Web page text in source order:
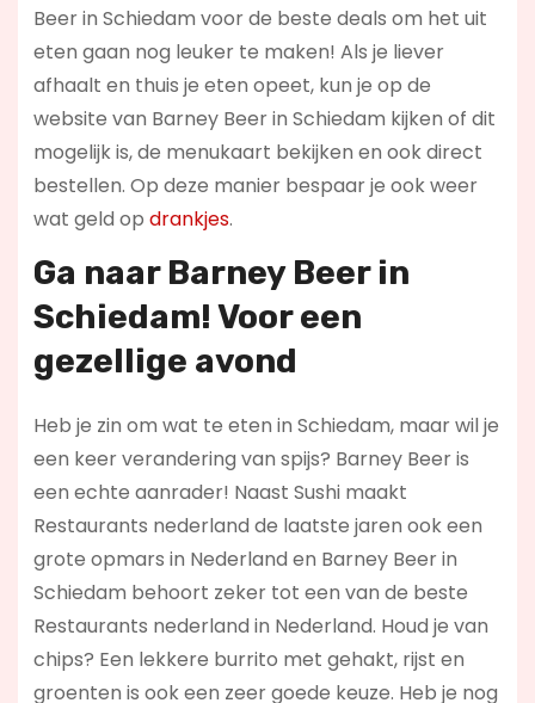
Beer in Schiedam voor de beste deals om het uit
eten gaan nog leuker te maken! Als je liever
afhaalt en thuis je eten opeet, kun je op de
website van Barney Beer in Schiedam kijken of dit
mogelijk is, de menukaart bekijken en ook direct
bestellen. Op deze manier bespaar je ook weer
wat geld op drankjes.
Ga naar Barney Beer in
Schiedam! Voor een
gezellige avond
Heb je zin om wat te eten in Schiedam, maar wil je
een keer verandering van spijs? Barney Beer is
een echte aanrader! Naast Sushi maakt
Restaurants nederland de laatste jaren ook een
grote opmars in Nederland en Barney Beer in
Schiedam behoort zeker tot een van de beste
Restaurants nederland in Nederland. Houd je van
chips? Een lekkere burrito met gehakt, rijst en
groenten is ook een zeer goede keuze. Heb je nog